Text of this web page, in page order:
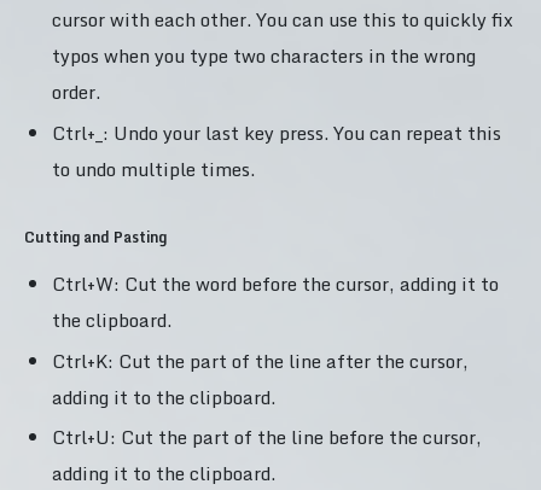
cursor with each other. You can use this to quickly fix
typos when you type two characters in the wrong
order.
Ctrl+_: Undo your last key press. You can repeat this
to undo multiple times.
Cutting and Pasting
Ctrl+W: Cut the word before the cursor, adding it to
the clipboard.
Ctrl+K: Cut the part of the line after the cursor,
adding it to the clipboard.
Ctrl+U: Cut the part of the line before the cursor,
adding it to the clipboard.